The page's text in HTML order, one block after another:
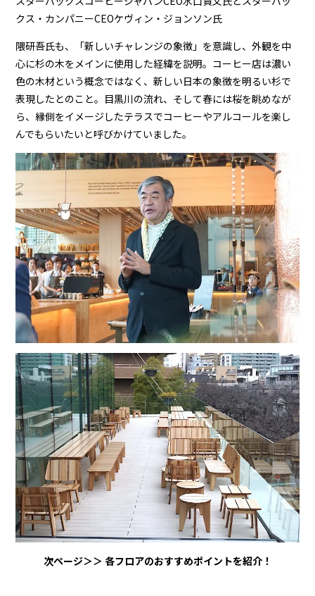
クス・カンパニーCEOケヴィン・ジョンソン氏
隈研吾氏も、「新しいチャレンジの象徴」を意識し、外観を中
心に杉の木をメインに使用した経緯を説明。コーヒー店は濃い
色の木材という概念ではなく、新しい日本の象徴を明るい杉で
表現したとのこと。目黒川の流れ、そして春には桜を眺めなが
ら、縁側をイメージしたテラスでコーヒーやアルコールを楽し
んでもらいたいと呼びかけていました。
次ページ＞＞ 各フロアのおすすめポイントを紹介！